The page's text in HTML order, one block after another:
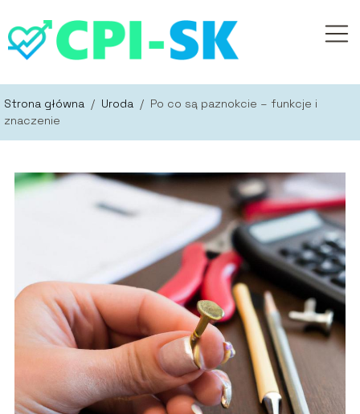
Strona główna / Uroda / Po co są paznokcie – funkcje i
znaczenie